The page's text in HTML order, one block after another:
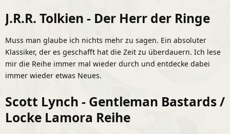
J.R.R. Tolkien - Der Herr der Ringe
Muss man glaube ich nichts mehr zu sagen. Ein absoluter
Klassiker, der es geschafft hat die Zeit zu überdauern. Ich lese
mir die Reihe immer mal wieder durch und entdecke dabei
immer wieder etwas Neues.
Scott Lynch - Gentleman Bastards /
Locke Lamora Reihe